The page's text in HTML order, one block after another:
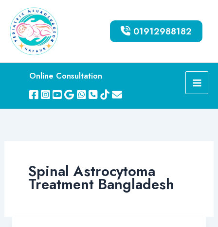
content
01912988182
Online Consultation
Spinal Astrocytoma
Treatment Bangladesh